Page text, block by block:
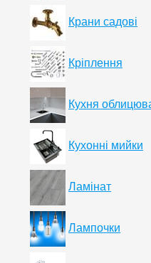
Крани садові
Кріплення
Кухня
Кухонні мийки
Ламінат
Лампочки